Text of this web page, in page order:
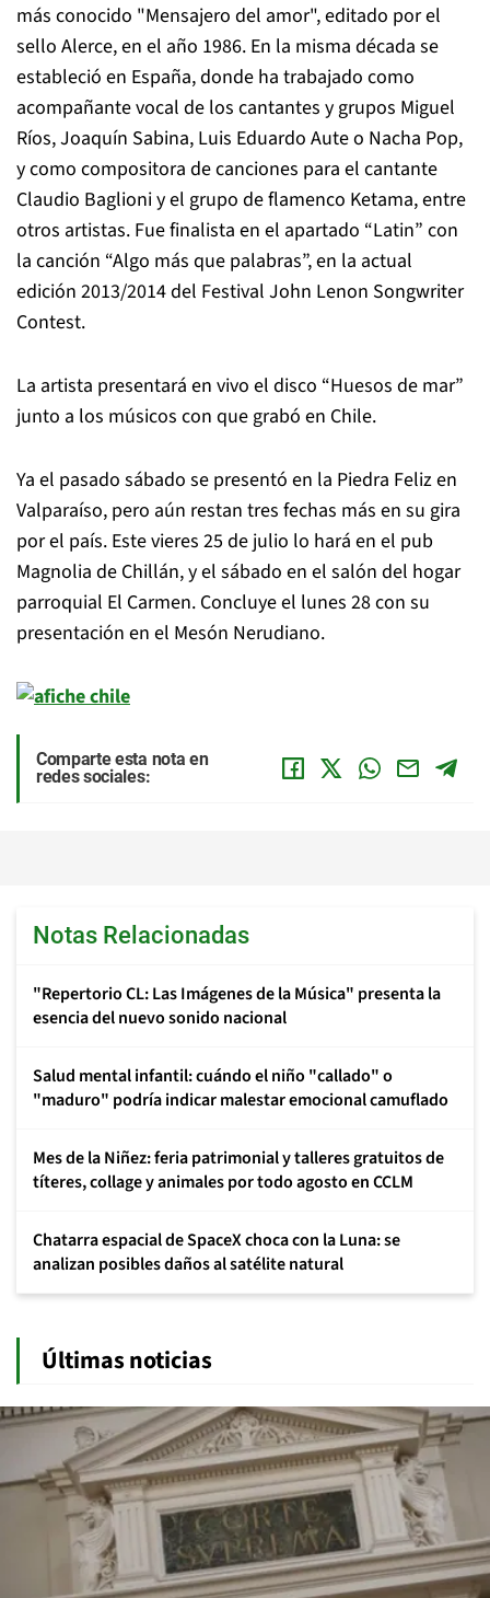
más conocido "Mensajero del amor", editado por el
sello Alerce, en el año 1986. En la misma década se
estableció en España, donde ha trabajado como
acompañante vocal de los cantantes y grupos Miguel
Ríos, Joaquín Sabina, Luis Eduardo Aute o Nacha Pop,
y como compositora de canciones para el cantante
Claudio Baglioni y el grupo de flamenco Ketama, entre
otros artistas. Fue finalista en el apartado “Latin” con
la canción “Algo más que palabras”, en la actual
edición 2013/2014 del Festival John Lenon Songwriter
Contest.
La artista presentará en vivo el disco “Huesos de mar”
junto a los músicos con que grabó en Chile.
Ya el pasado sábado se presentó en la Piedra Feliz en
Valparaíso, pero aún restan tres fechas más en su gira
por el país. Este vieres 25 de julio lo hará en el pub
Magnolia de Chillán, y el sábado en el salón del hogar
parroquial El Carmen. Concluye el lunes 28 con su
presentación en el Mesón Nerudiano.
Comparte esta nota en
redes sociales:
Notas Relacionadas
"Repertorio CL: Las Imágenes de la Música" presenta la
esencia del nuevo sonido nacional
Salud mental infantil: cuándo el niño "callado" o
"maduro" podría indicar malestar emocional camuflado
Mes de la Niñez: feria patrimonial y talleres gratuitos de
títeres, collage y animales por todo agosto en CCLM
Chatarra espacial de SpaceX choca con la Luna: se
analizan posibles daños al satélite natural
Últimas noticias